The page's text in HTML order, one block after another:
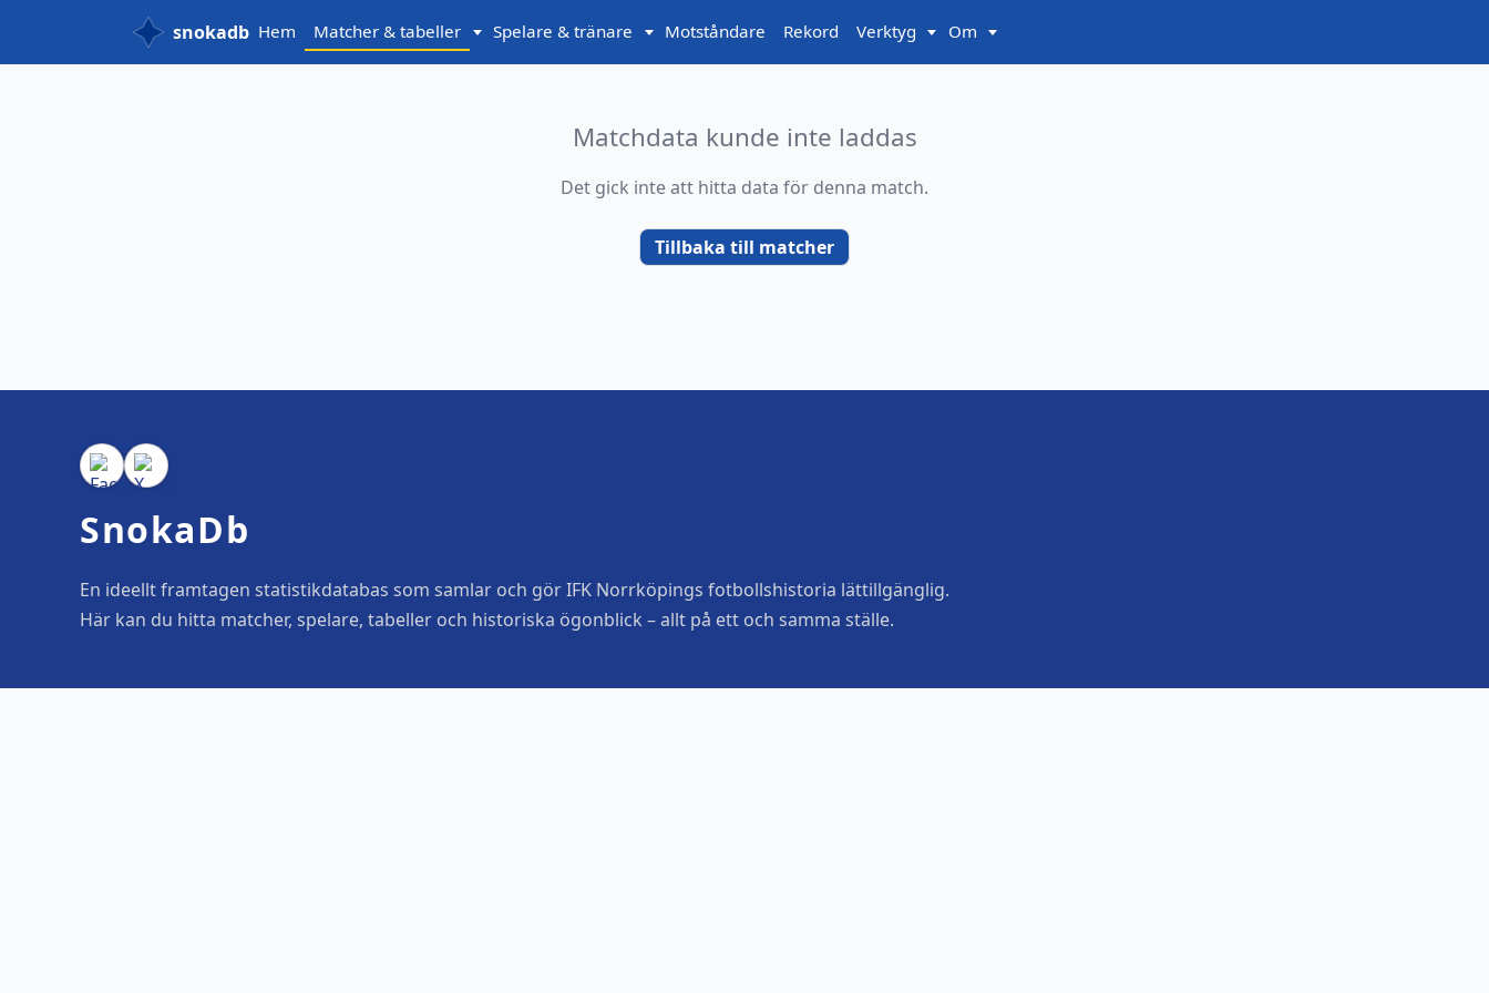
snokadb Hem Matcher & tabeller Spelare & tränare Motståndare Rekord Verktyg Om
Matchdata kunde inte laddas
Det gick inte att hitta data för denna match.
Tillbaka till matcher
SnokaDb
En ideellt framtagen statistikdatabas som samlar och gör IFK Norrköpings fotbollshistoria lättillgänglig.
Här kan du hitta matcher, spelare, tabeller och historiska ögonblick – allt på ett och samma ställe.